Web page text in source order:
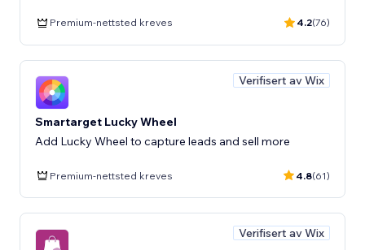
Premium-nettsted kreves 4.2(76)
Verifisert av Wix
Smartarget Lucky Wheel
Add Lucky Wheel to capture leads and sell more
Premium-nettsted kreves 4.8(61)
Verifisert av Wix